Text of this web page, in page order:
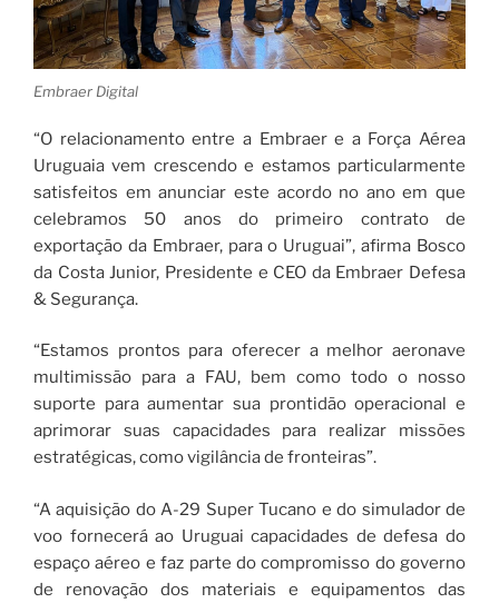
Embraer Digital
“O relacionamento entre a Embraer e a Força Aérea
Uruguaia vem crescendo e estamos particularmente
satisfeitos em anunciar este acordo no ano em que
celebramos 50 anos do primeiro contrato de
exportação da Embraer, para o Uruguai”, afirma Bosco
da Costa Junior, Presidente e CEO da Embraer Defesa
& Segurança.
“Estamos prontos para oferecer a melhor aeronave
multimissão para a FAU, bem como todo o nosso
suporte para aumentar sua prontidão operacional e
aprimorar suas capacidades para realizar missões
estratégicas, como vigilância de fronteiras”.
“A aquisição do A-29 Super Tucano e do simulador de
voo fornecerá ao Uruguai capacidades de defesa do
espaço aéreo e faz parte do compromisso do governo
de renovação dos materiais e equipamentos das